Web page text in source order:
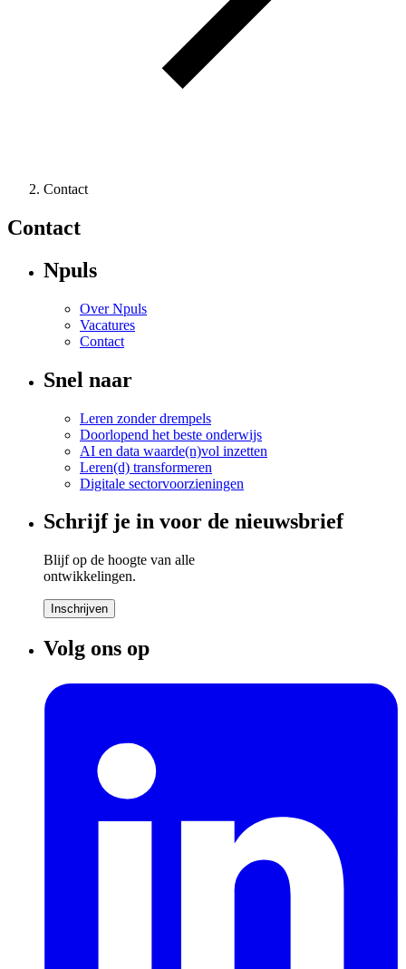
Contact
Contact
Npuls
Over Npuls
Vacatures
Contact
Snel naar
Leren zonder drempels
Doorlopend het beste onderwijs
AI en data waarde(n)vol inzetten
Leren(d) transformeren
Digitale sectorvoorzieningen
Schrijf je in voor de nieuwsbrief
Blijf op de hoogte van alle
ontwikkelingen.
Inschrijven
Volg ons op